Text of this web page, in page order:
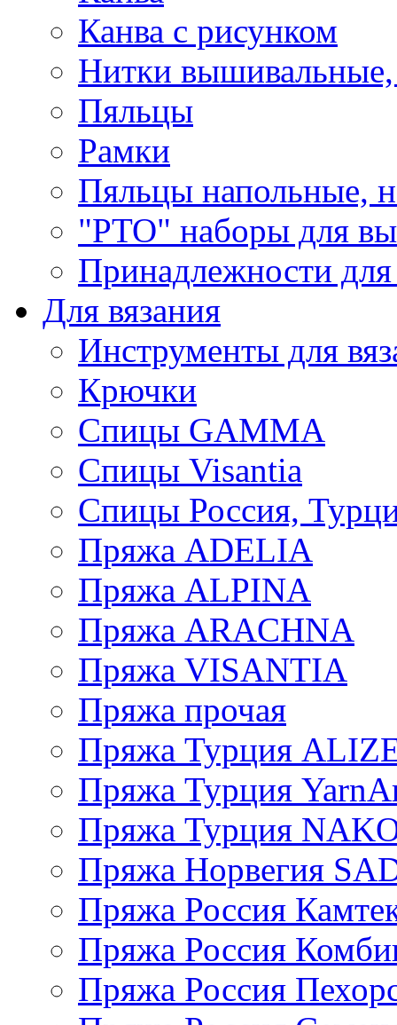
Канва с рисунком
Нитки
Пяльцы
Рамки
Пяльцы напольные,
"РТО" наборы для
Принадлежности
Для вязания
Инструменты для
Крючки
Спицы GAMMA
Спицы Visantia
Спицы Россия,
Пряжа ADELIA
Пряжа ALPINA
Пряжа ARACHNA
Пряжа VISANTIA
Пряжа прочая
Пряжа Турция
Пряжа Турция
Пряжа Турция
Пряжа Норвегия
Пряжа Россия
Пряжа Россия
Пряжа Россия